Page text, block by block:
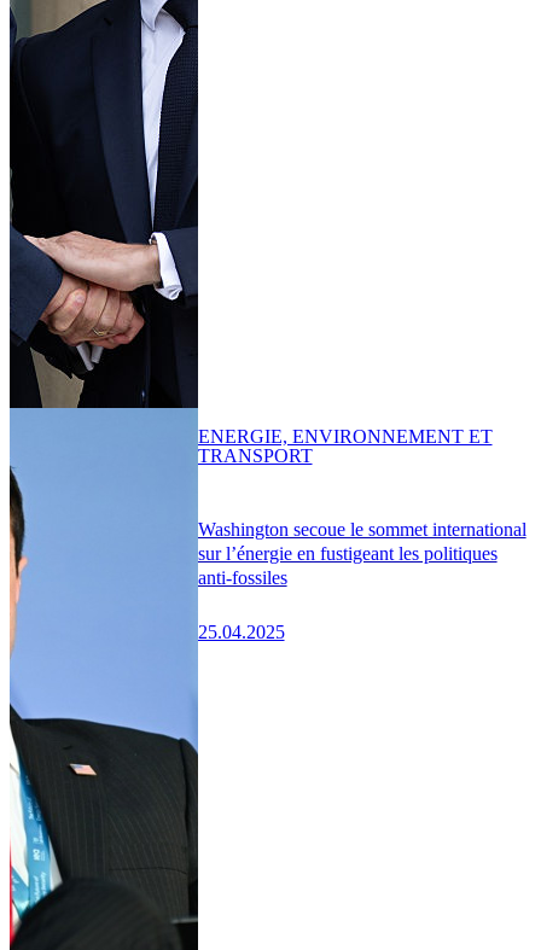
Washington secoue le sommet international
sur l’énergie en fustigeant les politiques
anti-fossiles
25.04.2025
ENERGIE, ENVIRONNEMENT ET
TRANSPORT